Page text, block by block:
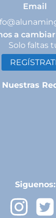
Email
a
Solo faltas
Nuestras
Siguenos: